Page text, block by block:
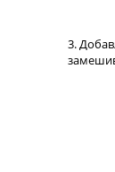
3.